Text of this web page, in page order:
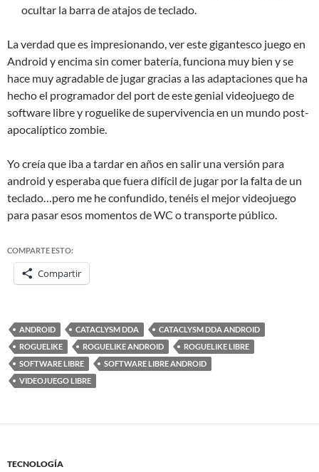
ocultar la barra de atajos de teclado.
La verdad que es impresionando, ver este gigantesco juego en
Android y encima sin comer batería, funciona muy bien y se
hace muy agradable de jugar gracias a las adaptaciones que ha
hecho el programador del port de este genial videojuego de
software libre y roguelike de supervivencia en un mundo post-
apocalíptico zombie.
Yo creía que iba a tardar en años en salir una versión para
android y esperaba que fuera difícil de jugar por la falta de un
teclado…pero me he confundido, tenéis el mejor videojuego
para pasar esos momentos de WC o transporte público.
COMPARTE ESTO:
Compartir
ANDROID CATACLYSM DDA
CATACLYSM DDA ANDROID
ROGUELIKE
ROGUELIKE ANDROID
ROGUELIKE LIBRE
SOFTWARE LIBRE
SOFTWARE LIBRE ANDROID
VIDEOJUEGO LIBRE
TECNOLOGÍA